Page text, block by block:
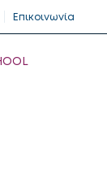
Επικοινωνία